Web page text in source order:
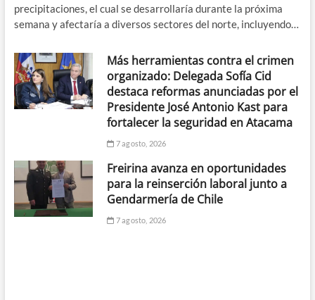
precipitaciones, el cual se desarrollaría durante la próxima
semana y afectaría a diversos sectores del norte, incluyendo…
Más herramientas contra el crimen
organizado: Delegada Sofía Cid
destaca reformas anunciadas por el
Presidente José Antonio Kast para
fortalecer la seguridad en Atacama
7 agosto, 2026
Freirina avanza en oportunidades
para la reinserción laboral junto a
Gendarmería de Chile
7 agosto, 2026